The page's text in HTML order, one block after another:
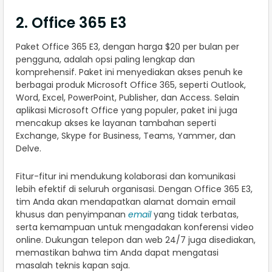
2. Office 365 E3
Paket Office 365 E3, dengan harga $20 per bulan per
pengguna, adalah opsi paling lengkap dan
komprehensif. Paket ini menyediakan akses penuh ke
berbagai produk Microsoft Office 365, seperti Outlook,
Word, Excel, PowerPoint, Publisher, dan Access. Selain
aplikasi Microsoft Office yang populer, paket ini juga
mencakup akses ke layanan tambahan seperti
Exchange, Skype for Business, Teams, Yammer, dan
Delve.
Fitur-fitur ini mendukung kolaborasi dan komunikasi
lebih efektif di seluruh organisasi. Dengan Office 365 E3,
tim Anda akan mendapatkan alamat domain email
khusus dan penyimpanan emailyang tidak terbatas,
serta kemampuan untuk mengadakan konferensi video
online. Dukungan telepon dan web 24/7 juga disediakan,
memastikan bahwa tim Anda dapat mengatasi
masalah teknis kapan saja.